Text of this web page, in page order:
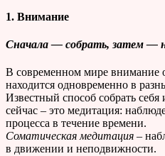
1. Внимание
Сначала— собрать, затем —
В современном мире внимание
находится одновременно в
Известный способ собрать
сейчас – это медитация:
процесса в течение времени.
Соматическая медитация –
в движении и неподвижности.